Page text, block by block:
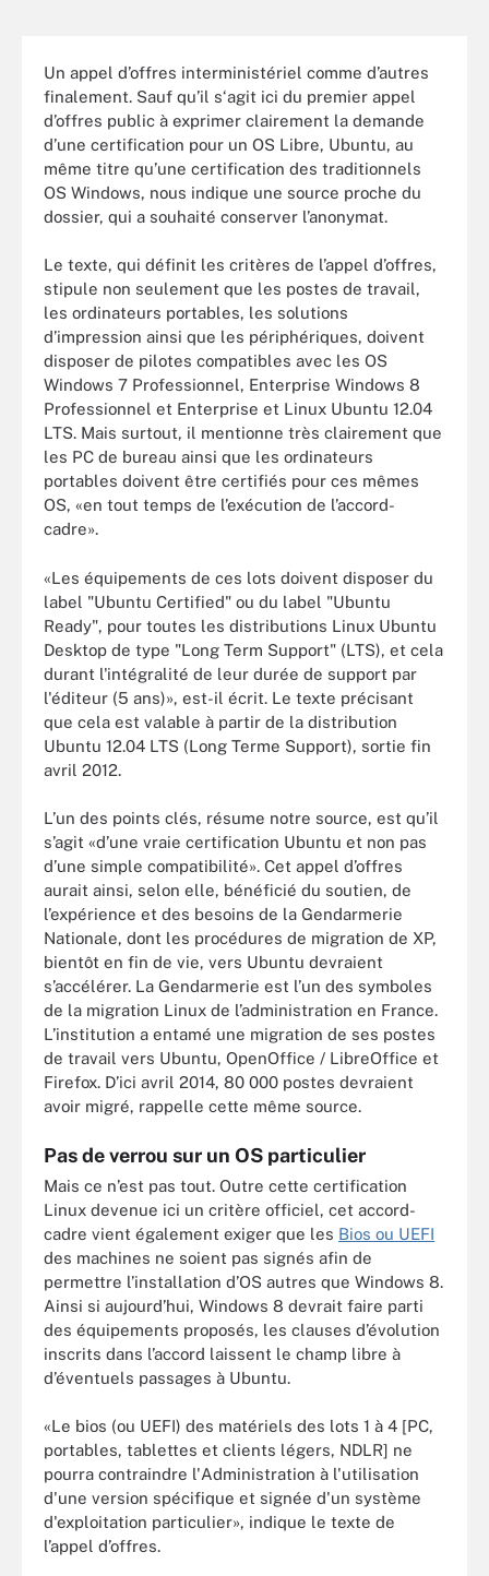
Un appel d’offres interministériel comme d’autres
finalement. Sauf qu’il s‘agit ici du premier appel
d’offres public à exprimer clairement la demande
d’une certification pour un OS Libre, Ubuntu, au
même titre qu’une certification des traditionnels
OS Windows, nous indique une source proche du
dossier, qui a souhaité conserver l’anonymat.
Le texte, qui définit les critères de l’appel d’offres,
stipule non seulement que les postes de travail,
les ordinateurs portables, les solutions
d’impression ainsi que les périphériques, doivent
disposer de pilotes compatibles avec les OS
Windows 7 Professionnel, Enterprise Windows 8
Professionnel et Enterprise et Linux Ubuntu 12.04
LTS. Mais surtout, il mentionne très clairement que
les PC de bureau ainsi que les ordinateurs
portables doivent être certifiés pour ces mêmes
OS, «en tout temps de l’exécution de l’accord-
cadre».
«Les équipements de ces lots doivent disposer du
label "Ubuntu Certified" ou du label "Ubuntu
Ready", pour toutes les distributions Linux Ubuntu
Desktop de type "Long Term Support" (LTS), et cela
durant l'intégralité de leur durée de support par
l'éditeur (5 ans)», est-il écrit. Le texte précisant
que cela est valable à partir de la distribution
Ubuntu 12.04 LTS (Long Terme Support), sortie fin
avril 2012.
L’un des points clés, résume notre source, est qu’il
s’agit «d’une vraie certification Ubuntu et non pas
d’une simple compatibilité». Cet appel d’offres
aurait ainsi, selon elle, bénéficié du soutien, de
l’expérience et des besoins de la Gendarmerie
Nationale, dont les procédures de migration de XP,
bientôt en fin de vie, vers Ubuntu devraient
s’accélérer. La Gendarmerie est l’un des symboles
de la migration Linux de l’administration en France.
L’institution a entamé une migration de ses postes
de travail vers Ubuntu, OpenOffice / LibreOffice et
Firefox. D’ici avril 2014, 80 000 postes devraient
avoir migré, rappelle cette même source.
Pas de verrou sur un OS particulier
Mais ce n’est pas tout. Outre cette certification
Linux devenue ici un critère officiel, cet accord-
cadre vient également exiger que les Bios ou UEFI
des machines ne soient pas signés afin de
permettre l’installation d’OS autres que Windows 8.
Ainsi si aujourd’hui, Windows 8 devrait faire parti
des équipements proposés, les clauses d’évolution
inscrits dans l’accord laissent le champ libre à
d’éventuels passages à Ubuntu.
«Le bios (ou UEFI) des matériels des lots 1 à 4 [PC,
portables, tablettes et clients légers, NDLR] ne
pourra contraindre l'Administration à l'utilisation
d'une version spécifique et signée d'un système
d'exploitation particulier», indique le texte de
l’appel d’offres.